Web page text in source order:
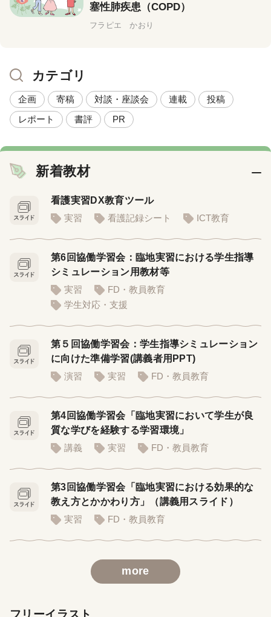
塞性肺疾患（COPD）
フラピエ かおり
カテゴリ
企画 寄稿 対談・座談会 連載
投稿
レポート
書評 PR
新着教材
看護実習DX教育ツール
実習
看護記録シート ICT教育
第6回協働学習会：臨地実習における学生指導
シミュレーション用教材等
実習
FD・教員教育
学生対応・支援
第５回協働学習会：学生指導シミュレーション
に向けた準備学習(講義者用PPT)
演習
実習 FD・教員教育
第4回協働学習会「臨地実習において学生が良
質な学びを経験する学習環境」
講義
実習 FD・教員教育
第3回協働学習会「臨地実習における効果的な
教え方とかかわり方」（講義用スライド）
実習
FD・教員教育
more
フリーイラスト